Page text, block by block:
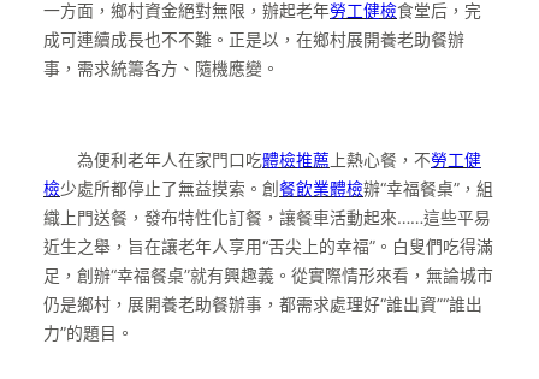
一方面，鄉村資金絕對無限，辦起老年勞工健檢食堂后，完
成可連續成長也不不難。正是以，在鄉村展開養老助餐辦
事，需求統籌各方、隨機應變。
為便利老年人在家門口吃體檢推薦 上熱心餐，不勞工健
檢少處所都停止了無益摸索。創 餐飲業體檢辦“幸福餐桌”，組
織上門送餐，發布特性化訂餐，讓餐車活動起來……這些平易
近生之舉，旨在讓老年人享用“舌尖上的幸福”。白叟們吃得滿
足，創辦“幸福餐桌”就有興趣義。從實際情形來看，無論城市
仍是鄉村，展開養老助餐辦事，都需求處理好“誰出資”“誰出
力”的題目。